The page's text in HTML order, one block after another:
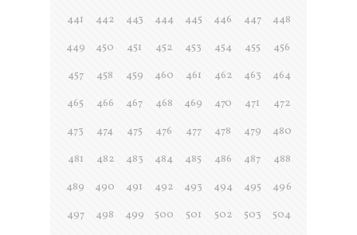
441
442 443 444 445 446 447
448
449
450 451 452 453 454 455
456
457
458 459 460 461 462 463
464
465
466 467 468 469 470 471
472
473
474 475 476 477 478 479
480
481
482 483 484 485 486 487
488
489
490 491 492 493 494 495
496
497
498 499 500 501 502 503
504